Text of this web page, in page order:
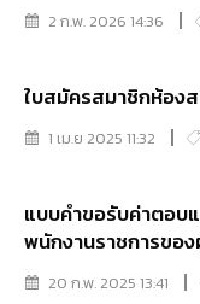
2 ก.พ. 2026 14:36
ใบสมัครสมาชิกห้อง
1 เม.ย 2025 11:32
แบบคำขอรับค่าตอบ
พนักงานราชการขอ
สถาบันนิติวิทยาศาสต
20 ก.พ. 2025 13:41